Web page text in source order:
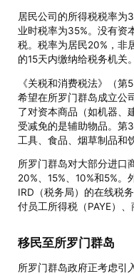
居民公司的所得税税率为
业时税率为35%。没有资
税。税率为居民20%，非
的15天内缴纳给税务机关。
《关税和消费税法》（
希望在所罗门群岛成立公
了对资本商品（如机器、
受减免的是辅助物品。第
工具、食品、烟草制品和
所罗门群岛对大部分进口
20%、15%、10%和5%
IRD（税务局）的在线税
付员工所得税（PAYE）
移民至所罗门群岛
所罗门群岛政府正考虑引